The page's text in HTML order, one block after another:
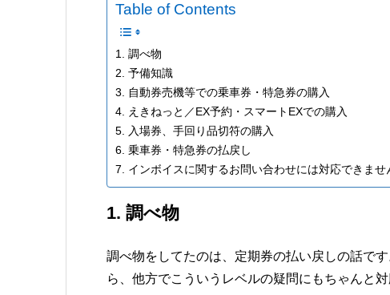
Table of Contents
1. 調べ物
2. 予備知識
3. 自動券売機等での乗車券・特急券の購入
4. えきねっと／EX予約・スマートEXでの購入
5. 入場券、手回り品切符の購入
6. 乗車券・特急券の払戻し
7. インボイスに関するお問い合わせには対応できませ
1. 調べ物
調べ物をしてたのは、定期券の払い戻しの話で
ら、他方でこういうレベルの疑問にもちゃんと